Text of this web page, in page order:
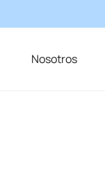
Nosotros